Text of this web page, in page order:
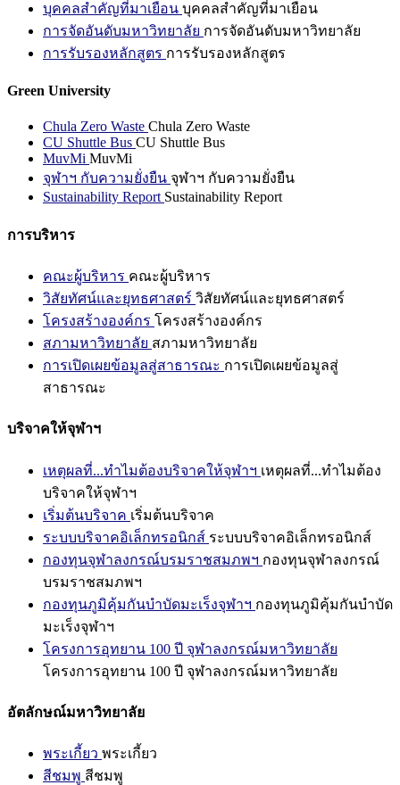
บุคคลสำคัญที่มาเยือน บุคคลสำคัญที่มาเยือน
การจัดอันดับมหาวิทยาลัย การจัดอันดับมหาวิทยาลัย
การรับรองหลักสูตร การรับรองหลักสูตร
Green University
Chula Zero Waste Chula Zero Waste
CU Shuttle Bus CU Shuttle Bus
MuvMi MuvMi
จุฬาฯ กับความยั่งยืน จุฬาฯ กับความยั่งยืน
Sustainability Report Sustainability Report
การบริหาร
คณะผู้บริหาร คณะผู้บริหาร
วิสัยทัศน์และยุทธศาสตร์ วิสัยทัศน์และยุทธศาสตร์
โครงสร้างองค์กร โครงสร้างองค์กร
สภามหาวิทยาลัย สภามหาวิทยาลัย
การเปิดเผยข้อมูลสู่สาธารณะ การเปิดเผยข้อมูลสู่
สาธารณะ
บริจาคให้จุฬาฯ
เหตุผลที่...ทำไมต้องบริจาคให้จุฬาฯ เหตุผลที่...ทำไมต้อง
บริจาคให้จุฬาฯ
เริ่มต้นบริจาค เริ่มต้นบริจาค
ระบบบริจาคอิเล็กทรอนิกส์ ระบบบริจาคอิเล็กทรอนิกส์
กองทุนจุฬาลงกรณ์บรมราชสมภพฯ กองทุนจุฬาลงกรณ์
บรมราชสมภพฯ
กองทุนภูมิคุ้มกันบำบัดมะเร็งจุฬาฯ กองทุนภูมิคุ้มกันบำบัด
มะเร็งจุฬาฯ
โครงการอุทยาน 100 ปี จุฬาลงกรณ์มหาวิทยาลัย
โครงการอุทยาน 100 ปี จุฬาลงกรณ์มหาวิทยาลัย
อัตลักษณ์มหาวิทยาลัย
พระเกี้ยว พระเกี้ยว
สีชมพู สีชมพู